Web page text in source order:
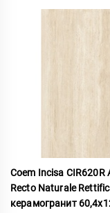
Coem Incisa CIR620R
Recto Naturale
керамогранит